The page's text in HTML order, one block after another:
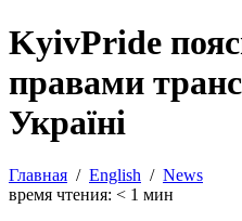
KyivPride
правами
Україні
Главная / English / News
время чтения: < 1 мин